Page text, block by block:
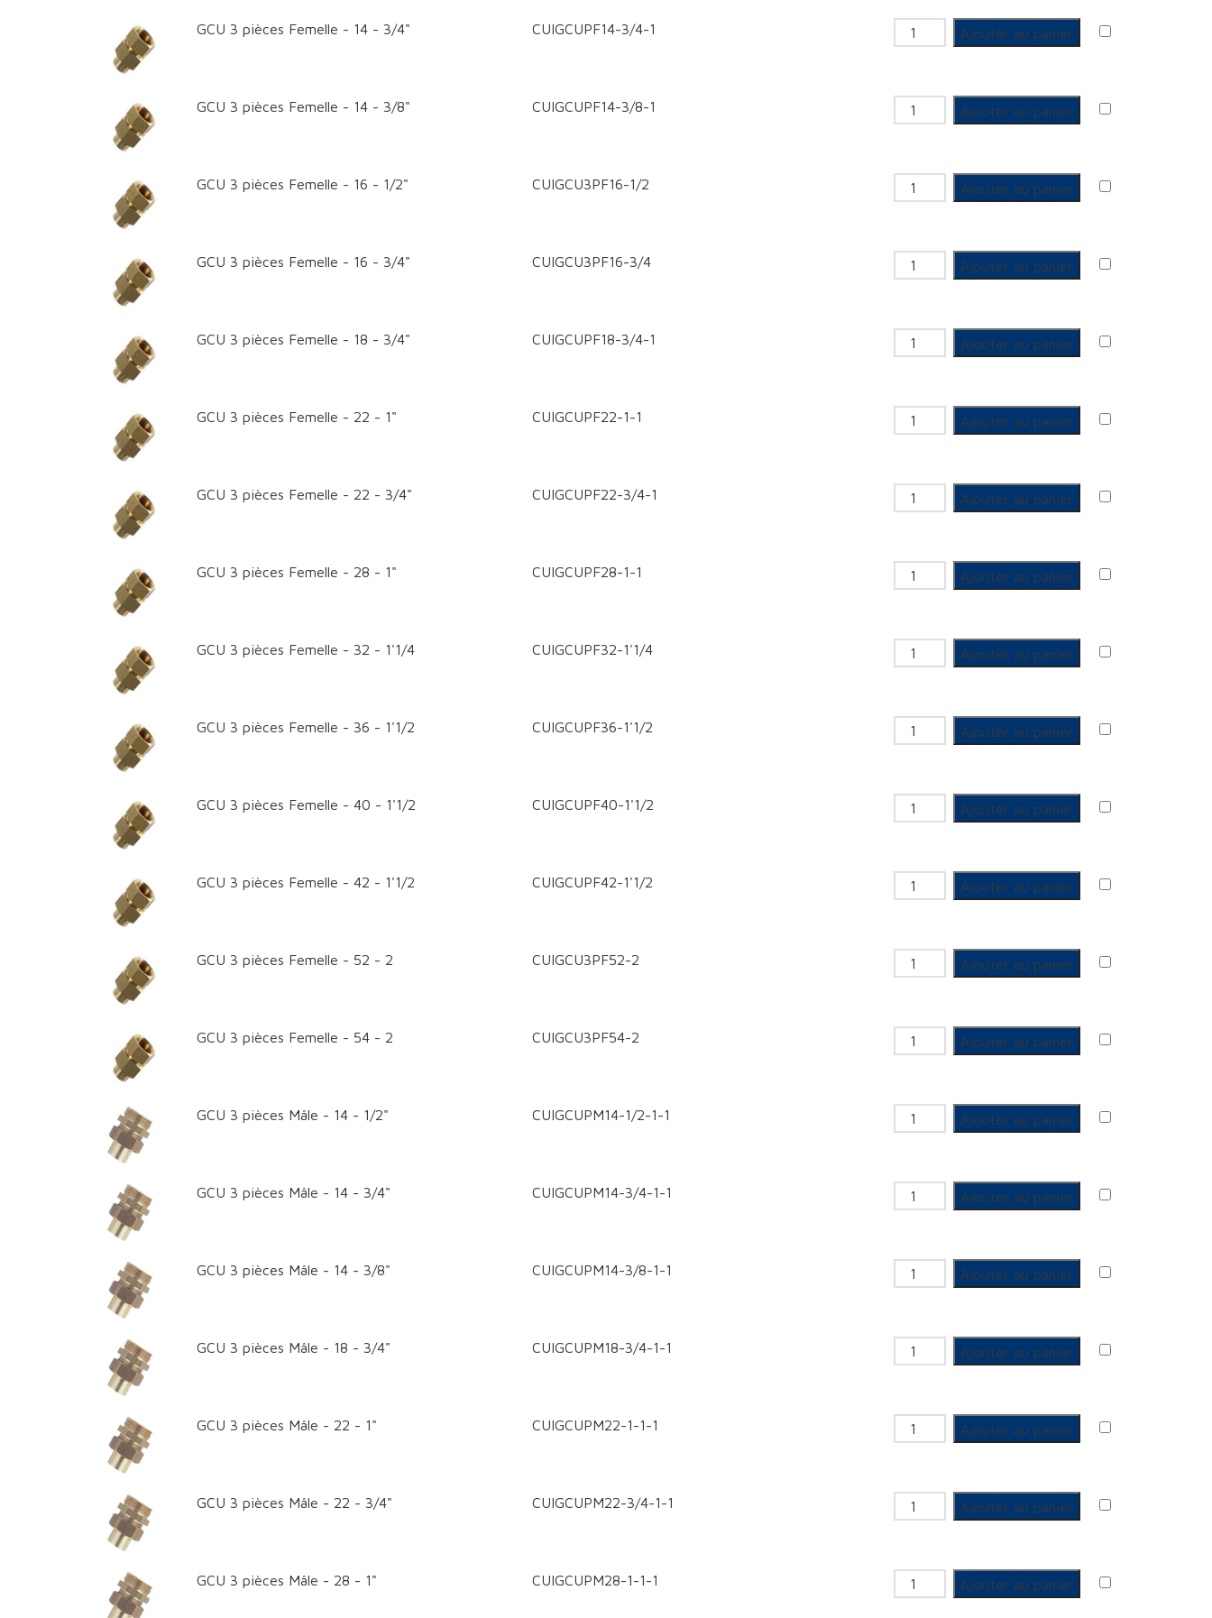
GCU 3 pièces Femelle - 14 - 3/4" CUIGCUPF14-3/4-1 quantité de GCU 3 pièces Femelle
Ajouter au panier
GCU 3 pièces Femelle - 14 - 3/8" CUIGCUPF14-3/8-1 quantité de GCU 3 pièces Femelle
Ajouter au panier
GCU 3 pièces Femelle - 16 - 1/2" CUIGCU3PF16-1/2 quantité de GCU 3 pièces Femelle
Ajouter au panier
GCU 3 pièces Femelle - 16 - 3/4" CUIGCU3PF16-3/4 quantité de GCU 3 pièces Femelle
Ajouter au panier
GCU 3 pièces Femelle - 18 - 3/4" CUIGCUPF18-3/4-1 quantité de GCU 3 pièces Femelle
Ajouter au panier
GCU 3 pièces Femelle - 22 - 1" CUIGCUPF22-1-1 quantité de GCU 3 pièces Femelle
Ajouter au panier
GCU 3 pièces Femelle - 22 - 3/4" CUIGCUPF22-3/4-1 quantité de GCU 3 pièces Femelle
Ajouter au panier
GCU 3 pièces Femelle - 28 - 1" CUIGCUPF28-1-1 quantité de GCU 3 pièces Femelle
Ajouter au panier
GCU 3 pièces Femelle - 32 - 1'1/4 CUIGCUPF32-1'1/4 quantité de GCU 3 pièces Femelle
Ajouter au panier
GCU 3 pièces Femelle - 36 - 1'1/2 CUIGCUPF36-1'1/2 quantité de GCU 3 pièces Femelle
Ajouter au panier
GCU 3 pièces Femelle - 40 - 1'1/2 CUIGCUPF40-1'1/2 quantité de GCU 3 pièces Femelle
Ajouter au panier
GCU 3 pièces Femelle - 42 - 1'1/2 CUIGCUPF42-1'1/2 quantité de GCU 3 pièces Femelle
Ajouter au panier
GCU 3 pièces Femelle - 52 - 2 CUIGCU3PF52-2 quantité de GCU 3 pièces Femelle
Ajouter au panier
GCU 3 pièces Femelle - 54 - 2 CUIGCU3PF54-2 quantité de GCU 3 pièces Femelle
Ajouter au panier
GCU 3 pièces Mâle - 14 - 1/2" CUIGCUPM14-1/2-1-1 quantité de GCU 3 pièces Mâle
Ajouter au panier
GCU 3 pièces Mâle - 14 - 3/4" CUIGCUPM14-3/4-1-1 quantité de GCU 3 pièces Mâle
Ajouter au panier
GCU 3 pièces Mâle - 14 - 3/8" CUIGCUPM14-3/8-1-1 quantité de GCU 3 pièces Mâle
Ajouter au panier
GCU 3 pièces Mâle - 18 - 3/4" CUIGCUPM18-3/4-1-1 quantité de GCU 3 pièces Mâle
Ajouter au panier
GCU 3 pièces Mâle - 22 - 1" CUIGCUPM22-1-1-1 quantité de GCU 3 pièces Mâle
Ajouter au panier
GCU 3 pièces Mâle - 22 - 3/4" CUIGCUPM22-3/4-1-1 quantité de GCU 3 pièces Mâle
Ajouter au panier
GCU 3 pièces Mâle - 28 - 1" CUIGCUPM28-1-1-1 quantité de GCU 3 pièces Mâle
Ajouter au panier